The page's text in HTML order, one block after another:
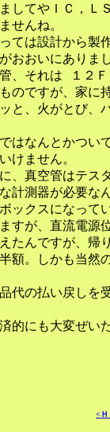
してやＩＣ，Ｌ
せんね。
ては設計から製
おおいにありま
、それは １２
のですが、家に
と、火がとび、
はなんとかつい
けません。
、真空管はテス
計測器が必要な
ックスになって
すが、直流電源
たんですが、帰
額。しかも当然
代の払い戻しを
的にも大変ぜい
<Ｈ